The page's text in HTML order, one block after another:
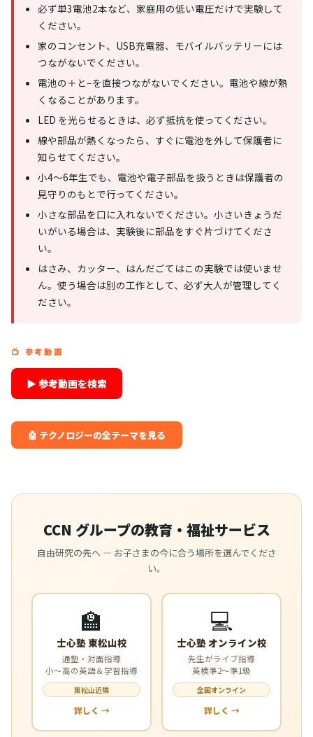
必ず単3電池2本など、家庭用の低い電圧だけで実験して
ください。
家のコンセント、USB充電器、モバイルバッテリーには
つながないでください。
電池の＋と−を直接つながないでください。電池や線が熱
くなることがあります。
LED を光らせるときは、必ず抵抗を使ってください。
線や部品が熱くなったら、すぐに電池を外して保護者に
知らせてください。
小4〜6年生でも、電池や電子部品を扱うときは保護者の
見守りのもとで行ってください。
小さな部品を口に入れないでください。小さいきょうだ
いがいる場合は、実験後に部品をすぐ片づけてくださ
い。
はさみ、カッター、はんだごてはこの実験では使いませ
ん。使う場合は別の工作として、必ず大人が管理してく
ださい。
📺 参考動画
▶ 参考動画を検索
🤖 テクノロジーの全テーマを見る
CCN グループの教育・福祉サービス
自由研究の先へ — お子さまの今に合う場所を選んでくださ
い。
🏫
士心塾 東松山校
通塾・対面指導
小〜高の英語＆学習指導
東松山近隣
詳しく →
💻
士心塾 オンライン校
先生がライブ指導
英検準2〜準1級
全国オンライン
詳しく →